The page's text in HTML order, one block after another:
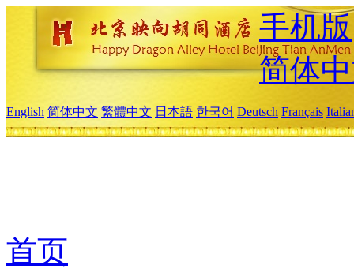
手机版
简体
English 简体中文 繁體中文 日本語 한국어 Deutsch Français
首页